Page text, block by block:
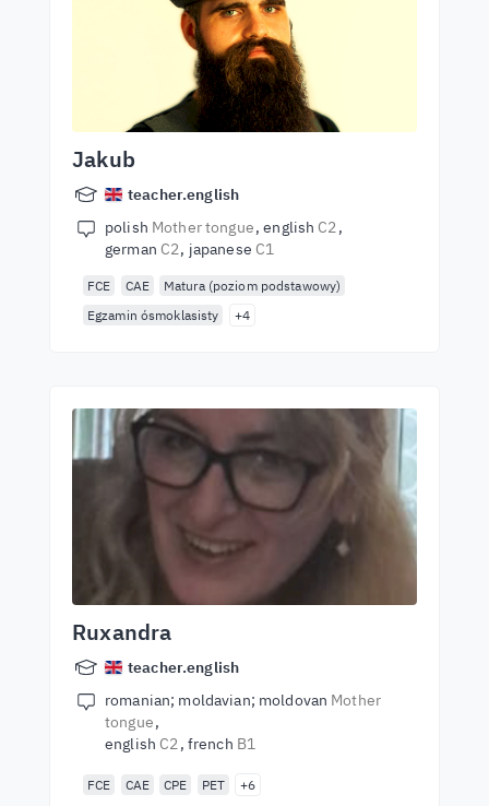
Jakub
teacher.english
polish Mother tongue english C2
german C2 japanese C1
FCE CAE
Matura (poziom podstawowy)
Egzamin ósmoklasisty
+4
Ruxandra
teacher.english
romanian; moldavian; moldovan Mother
tongue
english C2 french B1
FCE CAE CPE PET +6